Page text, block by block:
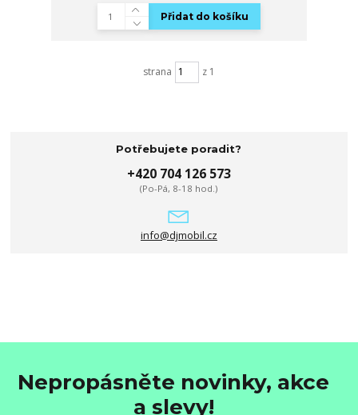
Přidat do košíku
strana z 1
Potřebujete poradit?
+420 704 126 573
(Po-Pá, 8-18 hod.)
info@djmobil.cz
Nepropásněte novinky, akce
a slevy!